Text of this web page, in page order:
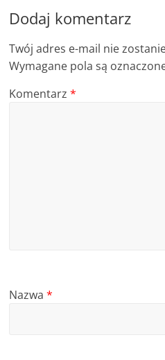
Dodaj komentarz
Twój adres e-mail nie
Wymagane pola są
Komentarz*
Nazwa*